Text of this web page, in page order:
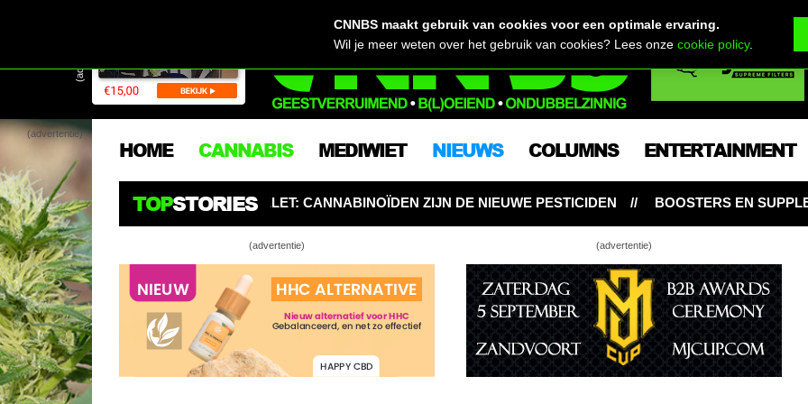
(advertentie)
(advertentie)
HOME CANNABIS MEDIWIET NIEUWS COLUMNS ENTERTAINMENT
TOPSTORIES
OPGELET: CANNABINOÏDEN ZIJN DE NIEUWE PESTICIDEN BOOSTERS EN SUPPLEMENTEN:
(advertentie) (advertentie)
13 x wetenschappelijk bewijs dat wiet roken veiliger is dan
tabak!
Zes toffe planten/bloemen – naast wiet – met cannabinoïden
CNNBS maakt gebruik van cookies voor een optimale ervaring.
Wil je meer weten over het gebruik van cookies? Lees onzecookie policy.